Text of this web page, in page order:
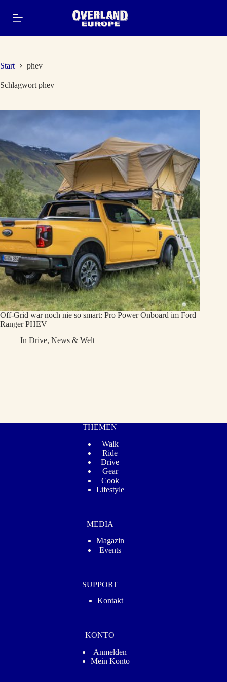
Inhalt
springen
Start phev
Schlagwort phev
Off-Grid war noch nie so smart: Pro Power Onboard im Ford
Ranger PHEV
In Drive,News & Welt
THEMEN
Walk
Ride
Drive
Gear
Cook
Lifestyle
MEDIA
Magazin
Events
SUPPORT
Kontakt
KONTO
Anmelden
Mein Konto